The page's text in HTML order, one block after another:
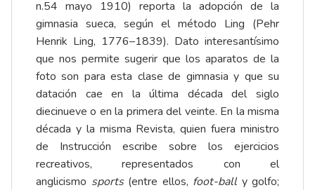
n.54 mayo 1910) reporta la adopción de la
gimnasia sueca, según el método Ling (Pehr
Henrik Ling, 1776–1839). Dato interesantísimo
que nos permite sugerir que los aparatos de la
foto son para esta clase de gimnasia y que su
datación cae en la última década del siglo
diecinueve o en la primera del veinte. En la misma
década y la misma Revista, quien fuera ministro
de Instrucción escribe sobre los ejercicios
recreativos, representados con el
anglicismo sports (entre ellos, foot-ball y golfo;